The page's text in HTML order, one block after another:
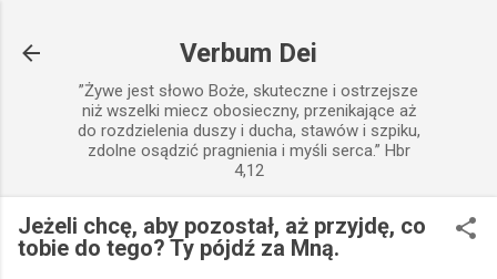
Verbum Dei
”Żywe jest słowo Boże, skuteczne i ostrzejsze
niż wszelki miecz obosieczny, przenikające aż
do rozdzielenia duszy i ducha, stawów i szpiku,
zdolne osądzić pragnienia i myśli serca.” Hbr
4,12
Jeżeli chcę, aby pozostał, aż przyjdę, co
tobie do tego? Ty pójdź za Mną.